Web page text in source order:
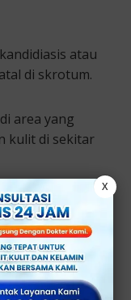
atau
di skrotum.
area yang
kulit di sekitar
yang
juga bisa
kulit kantong
X